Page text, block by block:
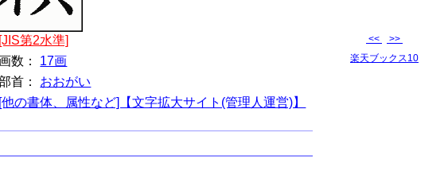
[JIS第2水準]
数： 17画
首： おおがい
[他の書体、属性など]【文字拡大サイト(管理人運営)】
<<
>>
楽天ブックス10